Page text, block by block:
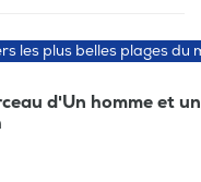
les plus belles plages du
d'Un homme et